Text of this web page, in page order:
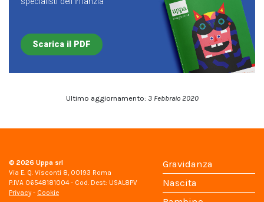
Scarica il PDF
Ultimo aggiornamento: 3 Febbraio 2020
© 2026 Uppa srl
Via E. Q. Visconti 8, 00193 Roma
P.IVA 06548181004 - Cod. Dest: USAL8PV
Privacy - Cookie
Gravidanza
Nascita